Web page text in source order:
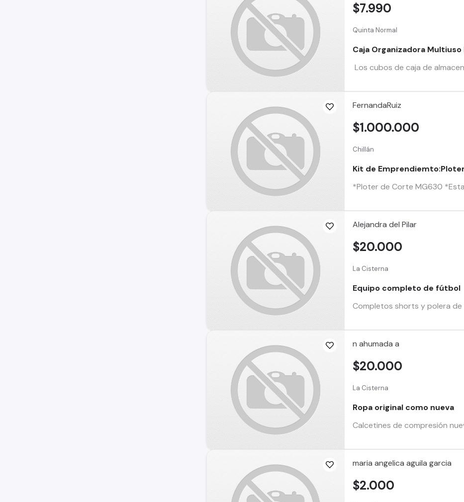
Quinta Normal
Caja Organizadora
Los cubos de caja de
$7.990
FernandaRuiz
Chillán
Kit de
*Ploter de Corte MG630
$1.000.000
Alejandra del Pilar
La Cisterna
Equipo completo de fútbol
Completos shorts y polera
$20.000
n ahumada a
La Cisterna
Ropa original como nueva
Calcetines de compresión
$20.000
maria angelica aguila garcia
$2.000